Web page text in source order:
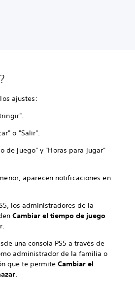
ajustes:
o "Salir".
de juego" y "Horas para jugar"
aparecen notificaciones en
los administradores de la
Cambiar el tiempo de juego
una consola PS5 a través de
administrador de la familia o
que te permiteCambiar el